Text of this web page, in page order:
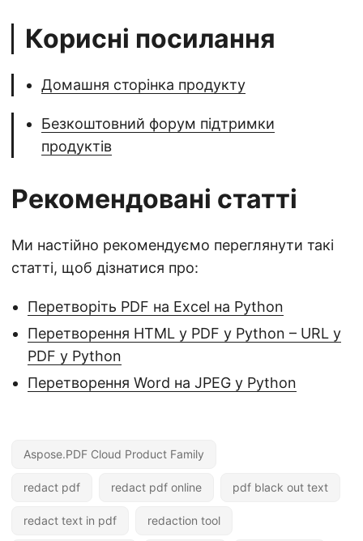
Корисні посилання
Домашня сторінка продукту
Безкоштовний форум підтримки
продуктів
Рекомендовані статті
Ми настійно рекомендуємо переглянути такі
статті, щоб дізнатися про:
Перетворіть PDF на Excel на Python
Перетворення HTML у PDF у Python – URL у
PDF у Python
Перетворення Word на JPEG у Python
Aspose.PDF Cloud Product Family
redact pdf redact pdf online pdf black out text
redact text in pdf redaction tool